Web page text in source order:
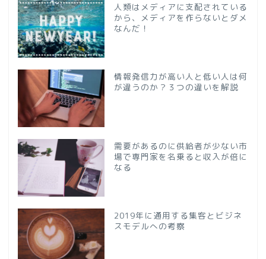
人類はメディアに支配されている
から、メディアを作らないとダメ
なんだ！
情報発信力が高い人と低い人は何
が違うのか？３つの違いを解説
需要があるのに供給者が少ない市
場で専門家を名乗ると収入が倍に
なる
2019年に通用する集客とビジネ
スモデルへの考察